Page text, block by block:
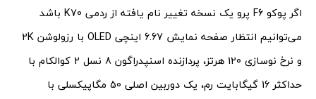
اگر پوکو F6 پرو یک نسخه تغییر نام یافته از ردمی K70 باشد
می‌توانیم انتظار صفحه نمایش 6.67 اینچی OLED با رزولوشن 2K
و نرخ نوسازی 120 هرتز، پردازنده اسنپدراگون 8 نسل 2 کوالکام با
حداکثر 16 گیگابایت رم، یک دوربین اصلی 50 مگاپیکسلی با